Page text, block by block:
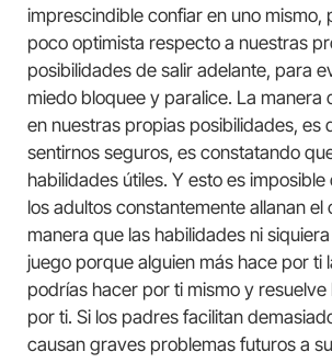
imprescindible confiar en uno mismo,
poco optimista respecto a nuestras
posibilidades de salir adelante, para
miedo bloquee y paralice. La manera
en nuestras propias posibilidades, es
sentirnos seguros, es constatando
habilidades útiles. Y esto es
los adultos constantemente allanan el
manera que las habilidades ni
juego porque alguien más hace por ti
podrías hacer por ti mismo y
por ti. Si los padres facilitan
causan graves problemas futuros a